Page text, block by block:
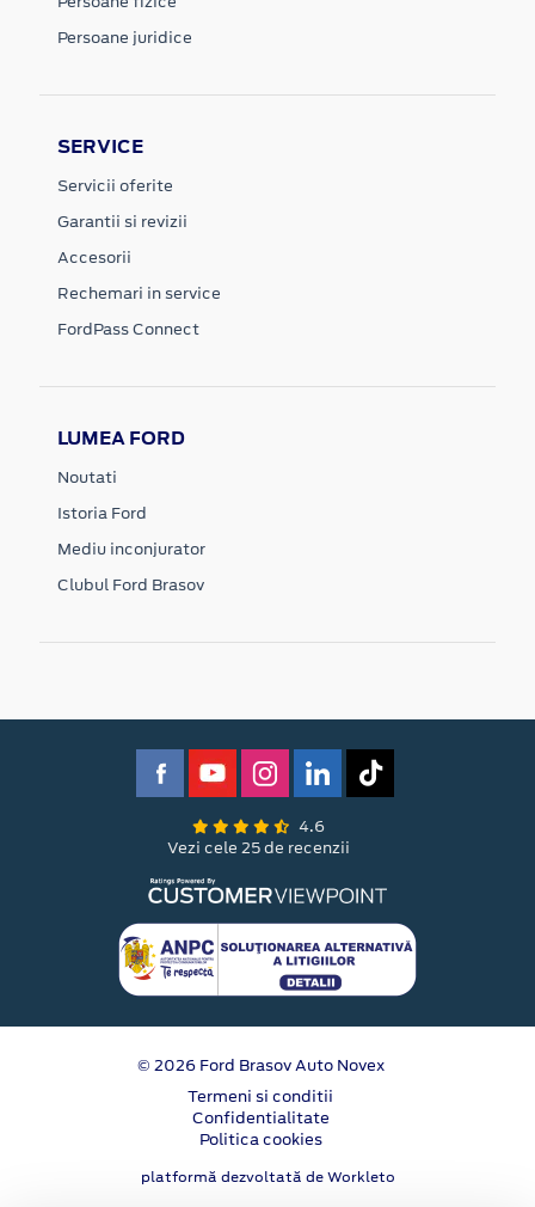
Persoane juridice
SERVICE
Servicii oferite
Garantii si revizii
Accesorii
Rechemari in service
FordPass Connect
LUMEA FORD
Noutati
Istoria Ford
Mediu inconjurator
Clubul Ford Brasov
4.6
Vezi cele 25 de recenzii
© 2026 Ford Brasov Auto Novex
Termeni si conditii
Confidentialitate
Politica cookies
platformă dezvoltată de Workleto